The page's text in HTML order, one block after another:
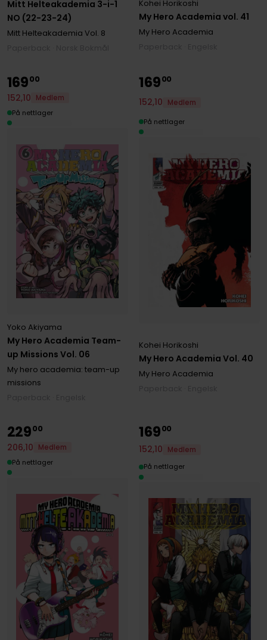
Mitt Helteakademia 3-i-1
NO (22-23-24)
Mitt Helteakademia Vol. 8
My Hero Academia vol. 41
Kohei Horikoshi
My Hero Academia
My Hero Academia Team-
up Missions Vol. 06
Yoko Akiyama
My hero academia: team-up
missions
16900
152,10
Medlem
På nettlager
My Hero Academia Vol. 40
Kohei Horikoshi
My Hero Academia
16900
152,10
Medlem
På nettlager
22900
206,10
Medlem
På nettlager
16900
152,10
Medlem
På nettlager